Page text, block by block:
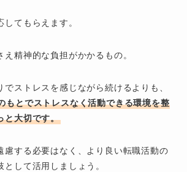
てもらえます。
精神的な負担がかかるもの。
でストレスを感じながら続けるよりも、
もとでストレスなく活動できる環境を整
と大切です。
慮する必要はなく、より良い転職活動の
して活用しましょう。